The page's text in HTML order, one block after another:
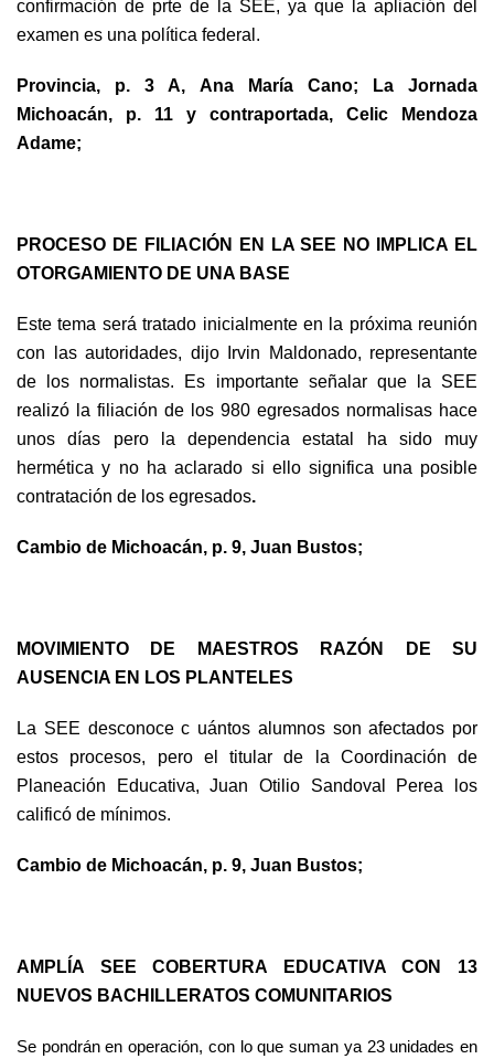
confirmación de prte de la SEE, ya que la apliación del
examen es una política federal.
Provincia, p. 3 A, Ana María Cano; La Jornada
Michoacán, p. 11 y contraportada, Celic Mendoza
Adame;
PROCESO DE FILIACIÓN EN LA SEE NO IMPLICA EL
OTORGAMIENTO DE UNA BASE
Este tema será tratado inicialmente en la próxima reunión
con las autoridades, dijo Irvin Maldonado, representante
de los normalistas. Es importante señalar que la SEE
realizó la filiación de los 980 egresados normalisas hace
unos días pero la dependencia estatal ha sido muy
hermética y no ha aclarado si ello significa una posible
contratación de los egresados.
Cambio de Michoacán, p. 9, Juan Bustos;
MOVIMIENTO DE MAESTROS RAZÓN DE SU
AUSENCIA EN LOS PLANTELES
La SEE desconoce c uántos alumnos son afectados por
estos procesos, pero el titular de la Coordinación de
Planeación Educativa, Juan Otilio Sandoval Perea los
calificó de mínimos.
Cambio de Michoacán, p. 9, Juan Bustos;
AMPLÍA SEE COBERTURA EDUCATIVA CON 13
NUEVOS BACHILLERATOS COMUNITARIOS
Se pondrán en operación, con lo que suman ya 23 unidades en